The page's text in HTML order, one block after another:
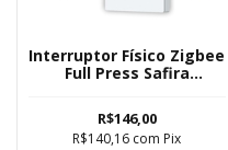
Interruptor Físico Zigbee
Full Press Safira
com Tomada
R$146,00
R$140,16 com Pix